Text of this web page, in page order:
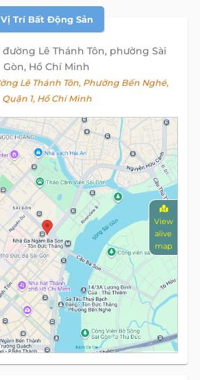
Vị Trí Bất Động Sản
đường Lê Thánh Tôn, phường Sài
Gòn, Hồ Chí Minh
Lê Thánh Tôn, Phường Bến Nghé,
Quận 1, Hồ Chí Minh
View
alive
map